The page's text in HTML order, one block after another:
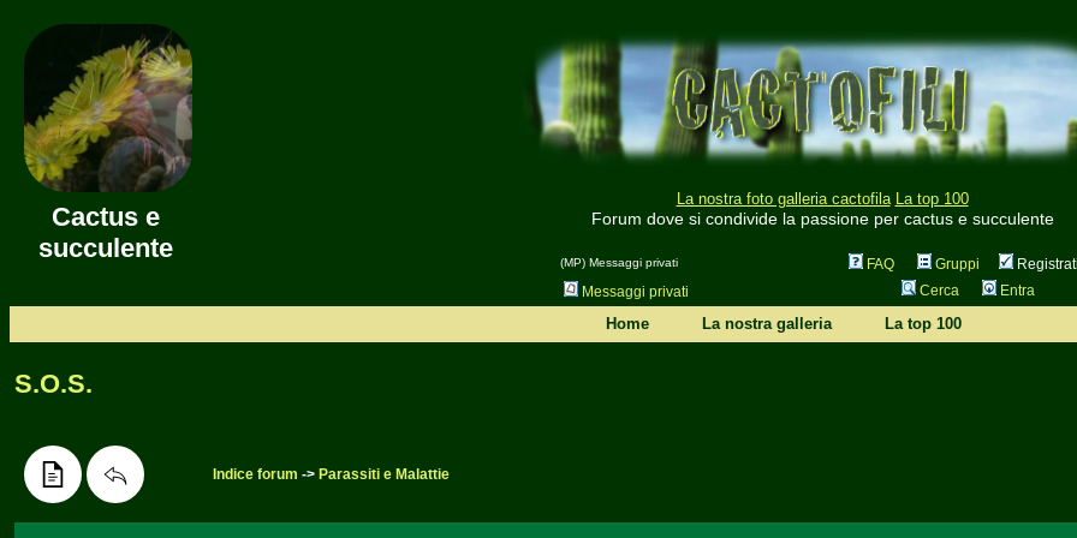
Cactus e
succulente
La nostra foto galleria cactofila La top 100
Forum dove si condivide la passione per cactus e succulente
(MP) Messaggi privati FAQ Gruppi
Messaggi privati
Cerca Entra
Home La nostra galleria La top 100
S.O.S.
Indice forum -> Parassiti e Malattie